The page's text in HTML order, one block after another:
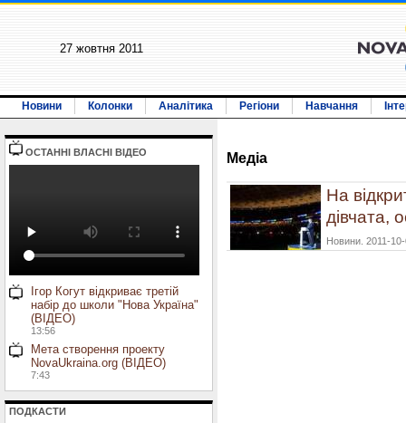
27 жовтня 2011
Новини Колонки Аналітика Регіони Навчання
ОСТАННI ВЛАСНI ВIДЕО
Ігор Когут відкриває третій
набір до школи "Нова Україна"
(ВІДЕО)
13:56
Мета створення проекту
NovaUkraina.org (ВІДЕО)
7:43
ПОДКАСТИ
Медiа
На
дівчата,
Новини. 2011-